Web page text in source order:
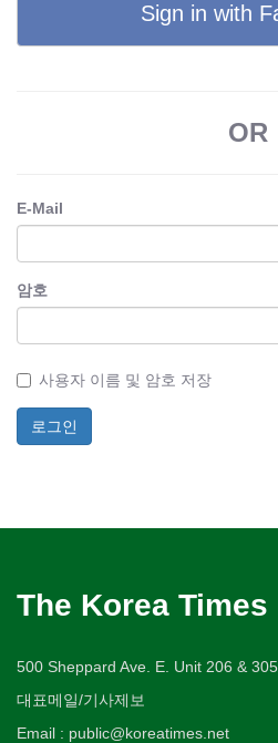
Sign in with
OR
E-Mail
암호
사용자 이름 및 암호 저장
The Korea Times
500 Sheppard Ave. E. Unit 206 &
대표메일/기사제보
Email : public@koreatimes.net